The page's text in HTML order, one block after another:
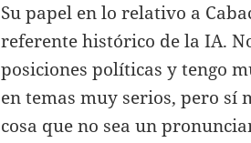
Su papel en lo relativo a
referente histórico de la IA.
posiciones políticas y tengo
en temas muy serios, pero sí
cosa que no sea un